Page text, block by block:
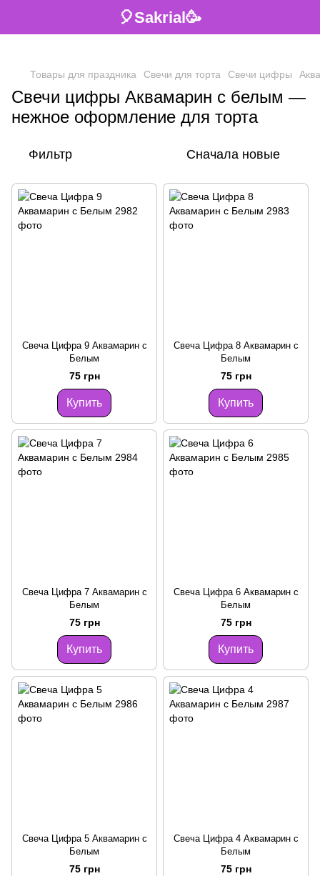
🎈Sakrial🥳
Товары для праздника Свечи для торта Свечи цифры
Свечи цифры Аквамарин с белым —
нежное оформление для торта
Фильтр Сначала новые
Свеча Цифра 9 Аквамарин с
Белым
75 грн
Купить
Свеча Цифра 8 Аквамарин с
Белым
75 грн
Купить
Свеча Цифра 7 Аквамарин с
Белым
75 грн
Купить
Свеча Цифра 6 Аквамарин с
Белым
75 грн
Купить
Свеча Цифра 5 Аквамарин с
Белым
75 грн
Свеча Цифра 4 Аквамарин с
Белым
75 грн